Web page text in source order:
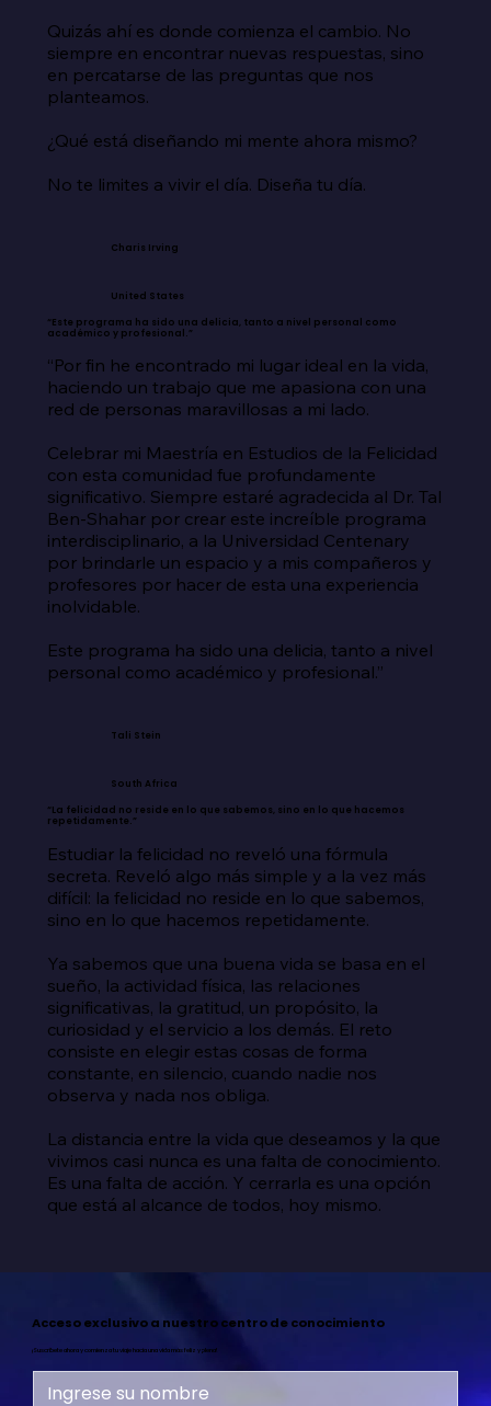
Quizás ahí es donde comienza el cambio. No
siempre en encontrar nuevas respuestas, sino
en percatarse de las preguntas que nos
planteamos.
¿Qué está diseñando mi mente ahora mismo?
No te limites a vivir el día. Diseña tu día.
Charis Irving
United States
“Este programa ha sido una delicia, tanto a nivel personal como
académico y profesional.”
“Por fin he encontrado mi lugar ideal en la vida,
haciendo un trabajo que me apasiona con una
red de personas maravillosas a mi lado.
Celebrar mi Maestría en Estudios de la Felicidad
con esta comunidad fue profundamente
significativo. Siempre estaré agradecida al Dr. Tal
Ben-Shahar por crear este increíble programa
interdisciplinario, a la Universidad Centenary
por brindarle un espacio y a mis compañeros y
profesores por hacer de esta una experiencia
inolvidable.
Este programa ha sido una delicia, tanto a nivel
personal como académico y profesional.”
Tali Stein
South Africa
“La felicidad no reside en lo que sabemos, sino en lo que hacemos
repetidamente.”
Estudiar la felicidad no reveló una fórmula
secreta. Reveló algo más simple y a la vez más
difícil: la felicidad no reside en lo que sabemos,
sino en lo que hacemos repetidamente.
Ya sabemos que una buena vida se basa en el
sueño, la actividad física, las relaciones
significativas, la gratitud, un propósito, la
curiosidad y el servicio a los demás. El reto
consiste en elegir estas cosas de forma
constante, en silencio, cuando nadie nos
observa y nada nos obliga.
La distancia entre la vida que deseamos y la que
vivimos casi nunca es una falta de conocimiento.
Es una falta de acción. Y cerrarla es una opción
que está al alcance de todos, hoy mismo.
Acceso exclusivo a nuestro centro de conocimiento
¡Suscríbete ahora y comienza tu viaje hacia una vida más feliz y plena!